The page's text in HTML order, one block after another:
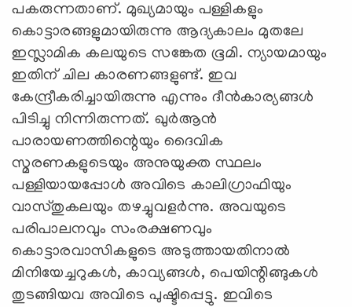
പകരുന്നതാണ്‌. മുഖ്യമായും പള്ളികളും
കൊട്ടാരങ്ങളുമായിരുന്നു ആദ്യകാലം മുതലേ
ഇസ്ലാമിക കലയുടെ സങ്കേത ഭൂമി. ന്യായമായും
ഇതിന്‌ ചില കാരണങ്ങളുണ്ട്‌. ഇവ
കേന്ദ്രീകരിച്ചായിരുന്നു എന്നും ദീൻകാര്യങ്ങള്‍
പിടിച്ചു നിന്നിരുന്നത്‌. ഖുര്‍ആന്‍
പാരായണത്തിന്റെയും ദൈവിക
സ്മരണകളുടെയും അനുയുക്ത സ്ഥലം
പള്ളിയായപ്പോള്‍ അവിടെ കാലിഗ്രാഫിയും
വാസ്തുകലയും തഴച്ചുവളര്‍ന്നു. അവയുടെ
പരിപാലനവും സംരക്ഷണവും
കൊട്ടാരവാസികളുടെ അടുത്തായതിനാല്‍
മിനിയേച്ചറുകള്‍, കാവ്യങ്ങള്‍, പെയിന്റിങ്ങുകള്‍
തുടങ്ങിയവ അവിടെ പുഷ്ടിപ്പെട്ടു. ഇവിടെ